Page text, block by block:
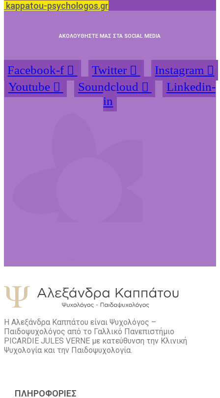
kappatou-psychologos.gr
ΑΚΟΛΟΥΘΗΣΤΕ ΜΑΣ ΣΤΑ SOCIAL MEDIA
Facebook-f Twitter
Instagram
Youtube
Soundcloud
Linkedin-
in
Η Αλεξάνδρα Καππάτου είναι Ψυχολόγος –
Παιδοψυχολόγος από το Γαλλικό Πανεπιστήμιο
PICARDIE JULES VERNE με κατεύθυνση την Kλινική
Ψυχολογία και την Παιδοψυχολογία.
ΠΛΗΡΟΦΟΡΙΕΣ